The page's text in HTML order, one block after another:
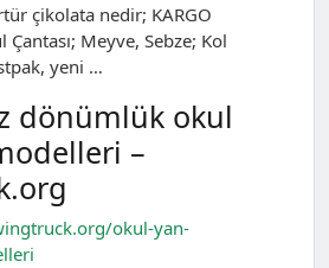
çikolata nedir; KARGO
Çantası; Meyve, Sebze; Kol
yeni …
dönümlük okul
–
okul-yan-